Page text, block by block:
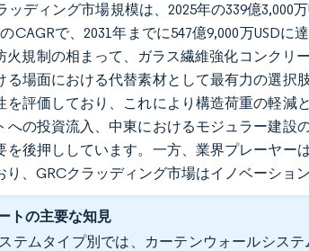
ッディング市場規模は、2025年の339億3,000
CAGRで、2031年までに547億9,000万USD
火規制の相まって、ガラス繊維強化コンクリ
る場面における代替素材として最有力の選択
を評価しており、これにより構造荷重の軽減
への投資流入、中東におけるモジュラー建設
を後押ししています。一方、業界プレーヤー
り、GRCクラッディング市場はイノベーショ
トの主要な知見
テムタイプ別では、カーテンウォールシス